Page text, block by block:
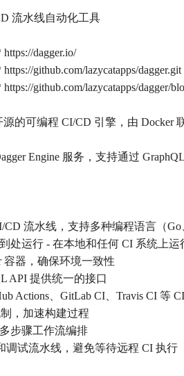
流水线自动化工具
dagger.io/
github.com/lazycatapps/dagger.git
github.com/lazycatapps/dagger/
源的可编程 CI/CD 引擎，由
Engine 服务，支持通过
CD 流水线，支持多种编程语言（Go
处运行 - 在本地和任何 CI 系统上运
容器，确保环境一致性
API 提供统一的接口
Actions、GitLab CI、Travis CI 等
，加速构建过程
步骤工作流编排
调试流水线，避免等待远程 CI 执行